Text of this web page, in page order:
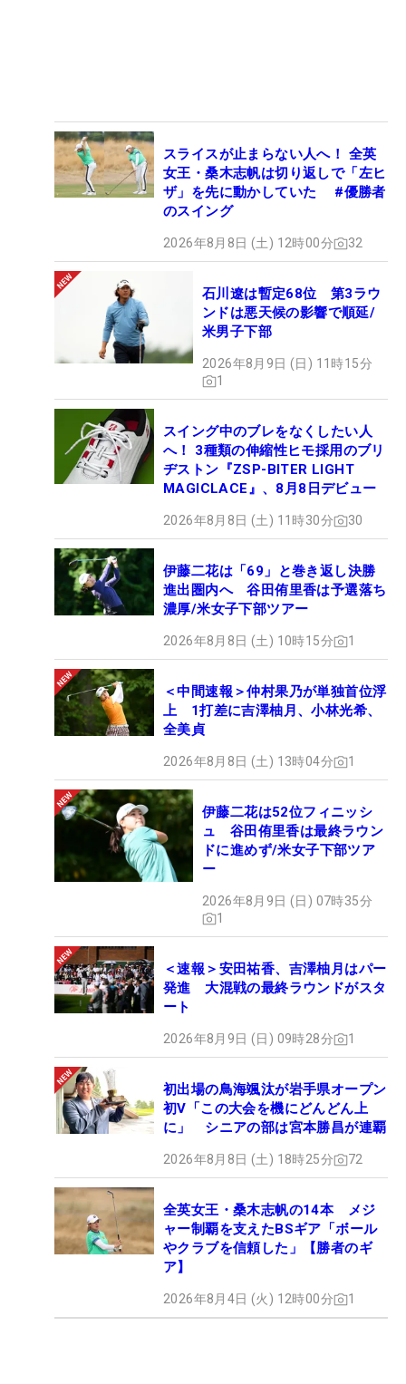
スライスが止まらない人へ！ 全英
女王・桑木志帆は切り返しで「左ヒ
ザ」を先に動かしていた #優勝者
のスイング
2026年8月8日 (土) 12時00分 32
石川遼は暫定68位 第3ラウ
ンドは悪天候の影響で順延/
米男子下部
2026年8月9日 (日) 11時15分
1
スイング中のブレをなくしたい人
へ！ 3種類の伸縮性ヒモ採用のブリ
ヂストン『ZSP-BITER LIGHT
MAGICLACE』、8月8日デビュー
2026年8月8日 (土) 11時30分 30
伊藤二花は「69」と巻き返し決勝
進出圏内へ 谷田侑里香は予選落ち
濃厚/米女子下部ツアー
2026年8月8日 (土) 10時15分 1
＜中間速報＞仲村果乃が単独首位浮
上 1打差に吉澤柚月、小林光希、
全美貞
2026年8月8日 (土) 13時04分 1
伊藤二花は52位フィニッシ
ュ 谷田侑里香は最終ラウン
ドに進めず/米女子下部ツア
ー
2026年8月9日 (日) 07時35分
1
＜速報＞安田祐香、吉澤柚月はパー
発進 大混戦の最終ラウンドがスタ
ート
2026年8月9日 (日) 09時28分 1
初出場の鳥海颯汰が岩手県オープン
初V「この大会を機にどんどん上
に」 シニアの部は宮本勝昌が連覇
2026年8月8日 (土) 18時25分 72
全英女王・桑木志帆の14本 メジ
ャー制覇を支えたBSギア「ボール
やクラブを信頼した」【勝者のギ
ア】
2026年8月4日 (火) 12時00分 1